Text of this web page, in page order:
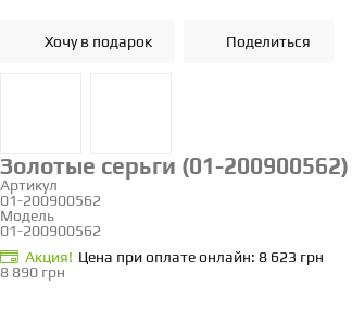
Хочу в подарок Поделиться
Золотые серьги (01-200900562)
Артикул
01-200900562
Модель
01-200900562
Акция! Цена при оплате онлайн: 8 623 грн
8 890 грн